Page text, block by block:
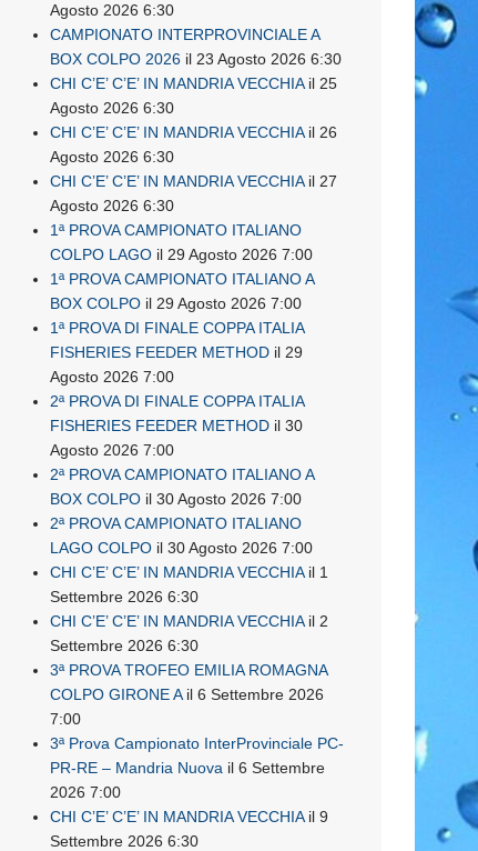
Agosto 2026 6:30
CAMPIONATO INTERPROVINCIALE A
BOX COLPO 2026 il 23 Agosto 2026 6:30
CHI C’E’ C’E’ IN MANDRIA VECCHIAil 25
Agosto 2026 6:30
CHI C’E’ C’E’ IN MANDRIA VECCHIAil 26
Agosto 2026 6:30
CHI C’E’ C’E’ IN MANDRIA VECCHIAil 27
Agosto 2026 6:30
1ª PROVA CAMPIONATO ITALIANO
COLPO LAGO il 29 Agosto 2026 7:00
1ª PROVA CAMPIONATO ITALIANO A
BOX COLPO il 29 Agosto 2026 7:00
1ª PROVA DI FINALE COPPA ITALIA
FISHERIES FEEDER METHOD il 29
Agosto 2026 7:00
2ª PROVA DI FINALE COPPA ITALIA
FISHERIES FEEDER METHOD il 30
Agosto 2026 7:00
2ª PROVA CAMPIONATO ITALIANO A
BOX COLPO il 30 Agosto 2026 7:00
2ª PROVA CAMPIONATO ITALIANO
LAGO COLPO il 30 Agosto 2026 7:00
CHI C’E’ C’E’ IN MANDRIA VECCHIAil 1
Settembre 2026 6:30
CHI C’E’ C’E’ IN MANDRIA VECCHIAil 2
Settembre 2026 6:30
3ª PROVA TROFEO EMILIA ROMAGNA
COLPO GIRONE Ail 6 Settembre 2026
7:00
3ª Prova Campionato InterProvinciale PC-
PR-RE – Mandria Nuova il 6 Settembre
2026 7:00
CHI C’E’ C’E’ IN MANDRIA VECCHIAil 9
Settembre 2026 6:30